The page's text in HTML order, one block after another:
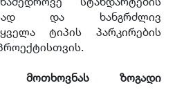
და ხანგრძლივ
ტიპის პარკირების
მოთხოვნას ზოგადი